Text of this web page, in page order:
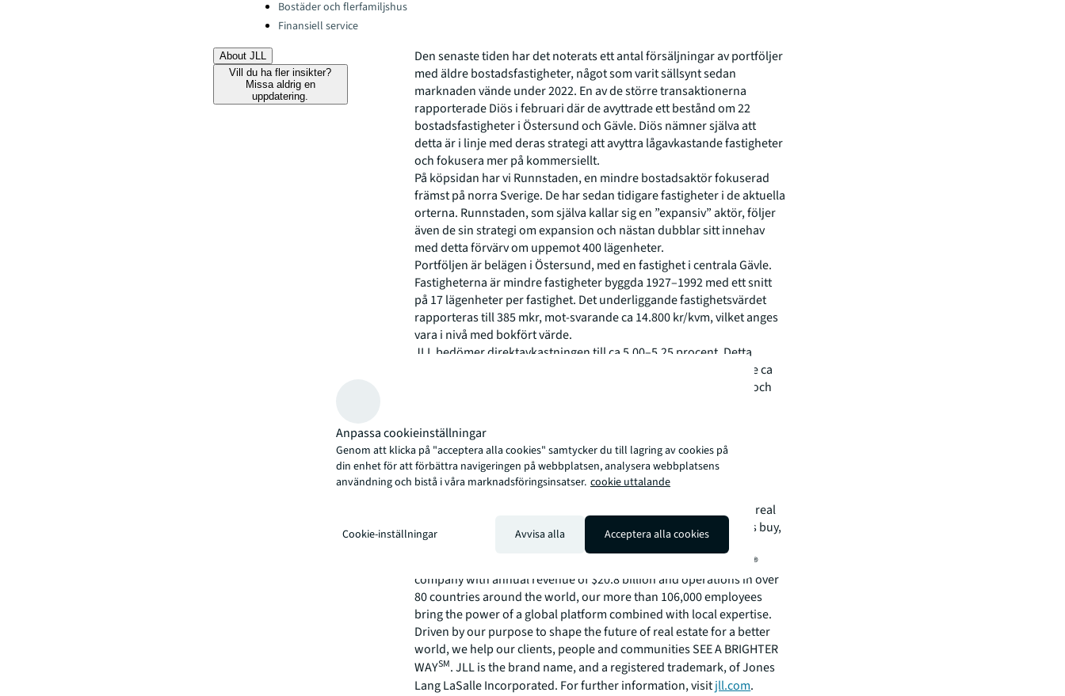
Bostäder och flerfamiljshus
Finansiell service
About JLL
Vill du ha fler insikter?
Missa aldrig en
uppdatering.
Den senaste tiden har det noterats ett antal försäljningar av portföljer
med äldre bostadsfastigheter, något som varit sällsynt sedan
marknaden vände under 2022. En av de större transaktionerna
rapporterade Diös i februari där de avyttrade ett bestånd om 22
bostadsfastigheter i Östersund och Gävle. Diös nämner själva att
detta är i linje med deras strategi att avyttra lågavkastande fastigheter
och fokusera mer på kommersiellt.
På köpsidan har vi Runnstaden, en mindre bostadsaktör fokuserad
främst på norra Sverige. De har sedan tidigare fastigheter i de aktuella
orterna. Runnstaden, som själva kallar sig en ”expansiv” aktör, följer
även de sin strategi om expansion och nästan dubblar sitt innehav
med detta förvärv om uppemot 400 lägenheter.
Portföljen är belägen i Östersund, med en fastighet i centrala Gävle.
Fastigheterna är mindre fastigheter byggda 1927–1992 med ett snitt
på 17 lägenheter per fastighet. Det underliggande fastighetsvärdet
rapporteras till 385 mkr, mot-svarande ca 14.800 kr/kvm, vilket anges
vara i nivå med bokfört värde.
JLL bedömer direktavkastningen till ca 5,00–5,25 procent. Detta
baseras på det publicerade hyresvärdet om 34 mkr, motsvarande ca
1.300 kr/kvm, och med marknadsmässiga antaganden om drift- och
https://www.fastighetsvarlden.se/analys-
fakta/affarsanalyser/positiv-forvantan-driver-okad-aktivitet/
About JLL
For over 200 years, JLL (NYSE: JLL), a leading global commercial real
estate and investment management company, has helped clients buy,
build, occupy, manage and invest in a variety of commercial,
industrial, hotel, residential and retail properties. A Fortune 500®
company with annual revenue of $20.8 billion and operations in over
80 countries around the world, our more than 106,000 employees
bring the power of a global platform combined with local expertise.
Driven by our purpose to shape the future of real estate for a better
world, we help our clients, people and communities SEE A BRIGHTER
WAYSM. JLL is the brand name, and a registered trademark, of Jones
Lang LaSalle Incorporated. For further information, visitjll.com.
Anpassa cookieinställningar
Genom att klicka på "acceptera alla cookies" samtycker du till lagring av cookies på
din enhet för att förbättra navigeringen på webbplatsen, analysera webbplatsens
användning och bistå i våra marknadsföringsinsatser. cookie uttalande
Cookie-inställningar Avvisa alla Acceptera alla cookies